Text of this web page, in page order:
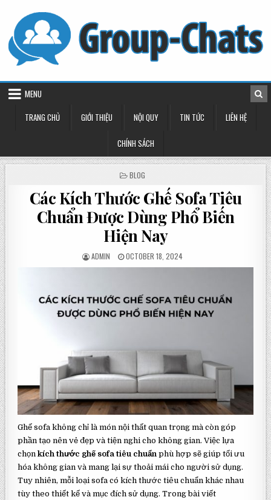
content
MENU
TRANG CHỦ
GIỚI THIỆU NỘI QUY TIN TỨC LIÊN HỆ
CHÍNH SÁCH
POSTED
BLOG
Các Kích Thước Ghế Sofa Tiêu
Chuẩn Được Dùng Phổ Biến
Hiện Nay
POSTED
BY
ADMIN
POSTED
ON
OCTOBER 18, 2024
Ghế sofa không chỉ là món nội thất quan trọng mà còn góp
phần tạo nên vẻ đẹp và tiện nghi cho không gian. Việc lựa
chọnkích thước ghế sofa tiêu chuẩn phù hợp sẽ giúp tối ưu
hóa không gian và mang lại sự thoải mái cho người sử dụng.
Tuy nhiên, mỗi loại sofa có kích thước tiêu chuẩn khác nhau
tùy theo thiết kế và mục đích sử dụng. Trong bài viết